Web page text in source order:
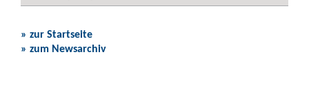
» zur Startseite
» zum Newsarchiv